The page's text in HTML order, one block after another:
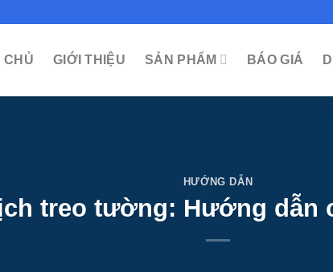
CHỦ GIỚI THIỆU SẢN PHẨM BÁO GIÁ
HƯỚNG DẪN
treo tường: Hướng dẫn